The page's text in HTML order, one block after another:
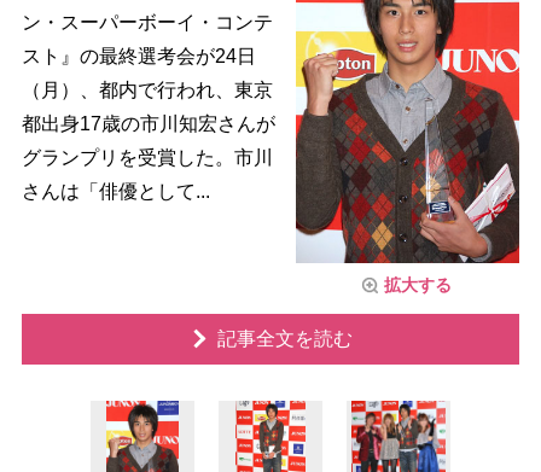
拡大する
ン・スーパーボーイ・コンテ
スト』の最終選考会が24日
（月）、都内で行われ、東京
都出身17歳の市川知宏さんが
グランプリを受賞した。市川
さんは「俳優として...
記事全文を読む